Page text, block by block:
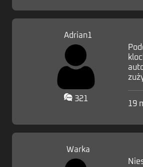
Adrian1
321
19
Warka